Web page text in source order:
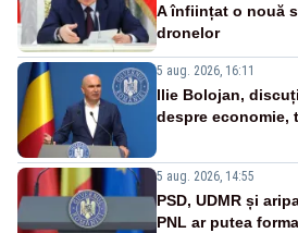
A înființat o nouă
dronelor
5 aug. 2026, 16:11
Ilie Bolojan,
despre economie,
5 aug. 2026, 14:55
PSD, UDMR și
PNL ar putea